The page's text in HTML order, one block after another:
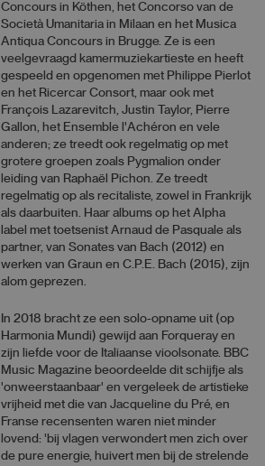
Concours in Köthen, het Concorso van de
Società Umanitaria in Milaan en het Musica
Antiqua Concours in Brugge. Ze is een
veelgevraagd kamermuziekartieste en heeft
gespeeld en opgenomen met Philippe Pierlot
en het Ricercar Consort, maar ook met
François Lazarevitch, Justin Taylor, Pierre
Gallon, het Ensemble l'Achéron en vele
anderen; ze treedt ook regelmatig op met
grotere groepen zoals Pygmalion onder
leiding van Raphaël Pichon. Ze treedt
regelmatig op als recitaliste, zowel in Frankrijk
als daarbuiten. Haar albums op het Alpha
label met toetsenist Arnaud de Pasquale als
partner, van Sonates van Bach (2012) en
werken van Graun en C.P.E. Bach (2015), zijn
alom geprezen.
In 2018 bracht ze een solo-opname uit (op
Harmonia Mundi) gewijd aan Forqueray en
zijn liefde voor de Italiaanse vioolsonate. BBC
Music Magazine beoordeelde dit schijfje als
'onweerstaanbaar' en vergeleek de artistieke
vrijheid met die van Jacqueline du Pré, en
Franse recensenten waren niet minder
lovend: 'bij vlagen verwondert men zich over
de pure energie, huivert men bij de strelende